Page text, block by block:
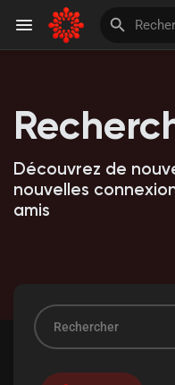
Discover Pages
aimé les pages
Découvrez de
nouvelles
amis